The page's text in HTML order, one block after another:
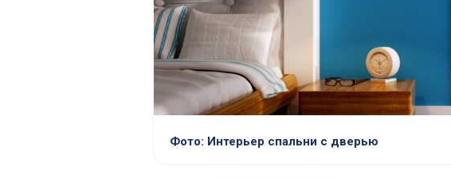
Фото: Интерьер спальни с дверью